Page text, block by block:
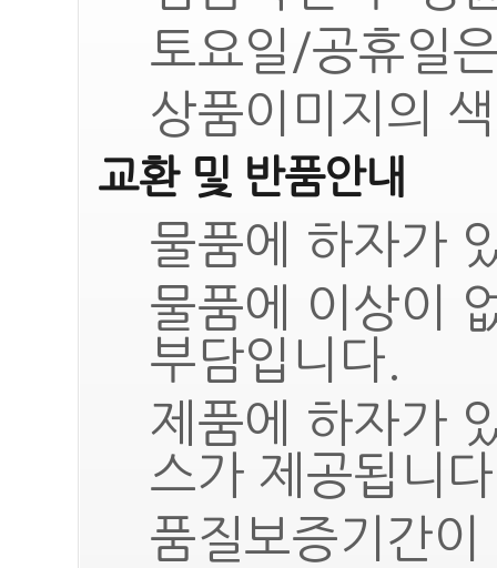
토요일/공휴일
상품이미지의
교환 및 반품안내
물품에 하자가
물품에 이상이
부담입니다.
제품에 하자가
스가 제공됩니
품질보증기간